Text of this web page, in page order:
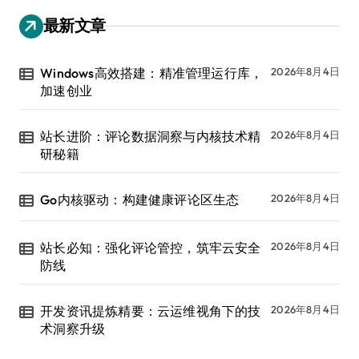
最新文章
Windows高效搭建：精准管理运行库，
加速创业
2026年8月4日
站长进阶：评论数据洞察与内核技术精
研秘籍
2026年8月4日
Go内核驱动：构建健康评论区生态 2026年8月4日
站长必知：强化评论管控，筑牢云安全
防线
2026年8月4日
开发资讯提炼精要：云运维视角下的技
术洞察升级
2026年8月4日